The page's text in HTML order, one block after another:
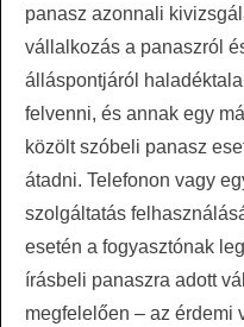
panasz azonnali
vállalkozás a panaszról
álláspontjáról
felvenni, és annak egy
közölt szóbeli panasz
átadni. Telefonon vagy
szolgáltatás
esetén a fogyasztónak
írásbeli panaszra adott
megfelelően – az érdemi